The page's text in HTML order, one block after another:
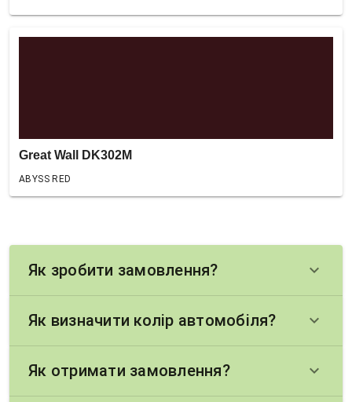
Great Wall DK302M
ABYSS RED
Як зробити замовлення? keyboard_arrow_down
Як визначити колір автомобіля? keyboard_arrow_down
Як отримати замовлення? keyboard_arrow_down